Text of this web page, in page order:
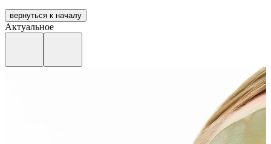
вернуться к началу
Актуальное